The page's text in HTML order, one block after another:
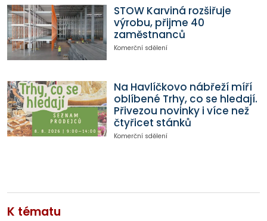
STOW Karviná rozšiřuje
výrobu, přijme 40
zaměstnanců
Komerční sdělení
Na Havlíčkovo nábřeží míří
oblíbené Trhy, co se hledají.
Přivezou novinky i více než
čtyřicet stánků
Komerční sdělení
K tématu